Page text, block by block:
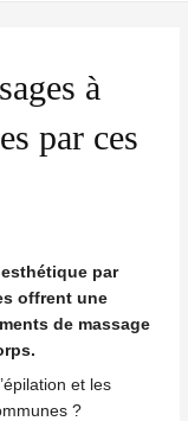
à
par ces
par
offrent une
de massage
épilation et les
?